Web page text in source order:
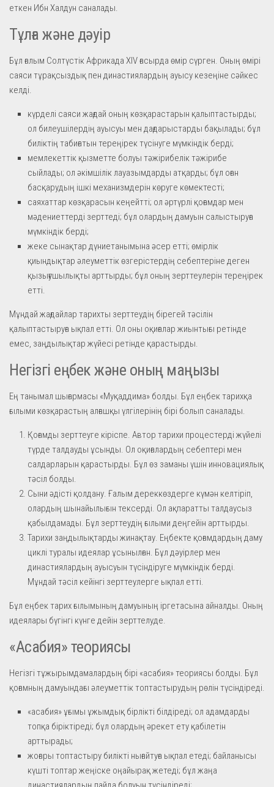
еткен Ибн Халдун саналады.
Тұлға және дәуір
Бұл ғалым Солтүстік Африкада XIV ғасырда өмір сүрген. Оның өмірі
саяси тұрақсыздық пен династиялардың ауысу кезеңіне сәйкес
келді.
күрделі саяси жағдай оның көзқарастарын қалыптастырды;
ол билеушілердің ауысуы мен дағдарыстарды бақылады; бұл
биліктің табиғатын тереңірек түсінуге мүмкіндік берді;
мемлекеттік қызметте болуы тәжірибелік тәжірибе
сыйлады; ол әкімшілік лауазымдарды атқарды; бұл оған
басқарудың ішкі механизмдерін көруге көмектесті;
саяхаттар көзқарасын кеңейтті; ол әртүрлі қоғамдар мен
мәдениеттерді зерттеді; бұл олардың дамуын салыстыруға
мүмкіндік берді;
жеке сынақтар дүниетанымына әсер етті; өмірлік
қиындықтар әлеуметтік өзгерістердің себептеріне деген
қызығушылықты арттырды; бұл оның зерттеулерін тереңірек
етті.
Мұндай жағдайлар тарихты зерттеудің бірегей тәсілін
қалыптастыруға ықпал етті. Ол оны оқиғалар жиынтығы ретінде
емес, заңдылықтар жүйесі ретінде қарастырды.
Негізгі еңбек және оның маңызы
Ең танымал шығармасы «Муқаддима» болды. Бұл еңбек тарихқа
ғылыми көзқарастың алғашқы үлгілерінің бірі болып саналады.
Қоғамды зерттеуге кіріспе. Автор тарихи процестерді жүйелі
түрде талдауды ұсынды. Ол оқиғалардың себептері мен
салдарларын қарастырды. Бұл өз заманы үшін инновациялық
тәсіл болды.
Сыни әдісті қолдану. Ғалым дереккөздерге күмән келтіріп,
олардың шынайылығын тексерді. Ол ақпаратты талдаусыз
қабылдамады. Бұл зерттеудің ғылыми деңгейін арттырды.
Тарихи заңдылықтарды жинақтау. Еңбекте қоғамдардың даму
циклі туралы идеялар ұсынылған. Бұл дәуірлер мен
династиялардың ауысуын түсіндіруге мүмкіндік берді.
Мұндай тәсіл кейінгі зерттеулерге ықпал етті.
Бұл еңбек тарих ғылымының дамуының іргетасына айналды. Оның
идеялары бүгінгі күнге дейін зерттелуде.
«Асабия» теориясы
Негізгі тұжырымдамалардың бірі «асабия» теориясы болды. Бұл
қоғамның дамуындағы әлеуметтік топтастырудың рөлін түсіндіреді.
«асабия» ұғымы ұжымдық бірлікті білдіреді; ол адамдарды
топқа біріктіреді; бұл олардың әрекет ету қабілетін
арттырады;
жоғары топтастыру билікті нығайтуға ықпал етеді; байланысы
күшті топтар жеңіске оңайырақ жетеді; бұл жаңа